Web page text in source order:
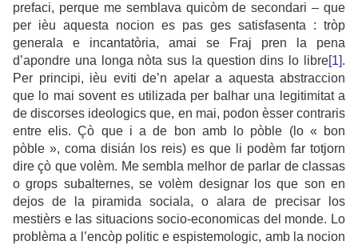
prefaci, perque me semblava quicòm de secondari – que
per ièu aquesta nocion es pas ges satisfasenta : tròp
generala e incantatòria, amai se Fraj pren la pena
d’apondre una longa nòta sus la question dins lo libre[1].
Per principi, ièu eviti de’n apelar a aquesta abstraccion
que lo mai sovent es utilizada per balhar una legitimitat a
de discorses ideologics que, en mai, podon èsser contraris
entre elis. Çò que i a de bon amb lo pòble (lo « bon
pòble », coma disián los reis) es que li podèm far totjorn
dire çò que volèm. Me sembla melhor de parlar de classas
o grops subalternes, se volèm designar los que son en
dejos de la piramida sociala, o alara de precisar los
mestièrs e las situacions socio-economicas del monde. Lo
problèma a l’encòp politic e espistemologic, amb la nocion